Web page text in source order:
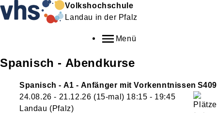
Volkshochschule
Landau in der Pfalz
Menü
Spanisch - Abendkurse
Spanisch - A1 - Anfänger mit Vorkenntnissen S409
24.08.26 - 21.12.26 (15-mal) 18:15 - 19:45
Landau (Pfalz)